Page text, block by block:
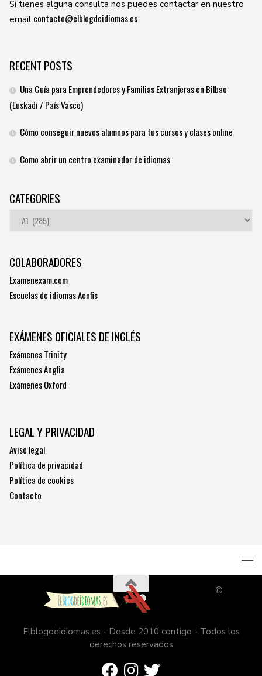
Si tienes alguna consulta nos puedes contactar en nuestro
email contacto@elblogdeidiomas.es
RECENT POSTS
Una Guía para Emprendedores y Familias Extranjeras en Bilbao
(Euskadi / País Vasco)
Cómo conseguir nuevos alumnos para tus cursos y clases online
Como abrir un centro examinador de idiomas
CATEGORIES
Categories
COLABORADORES
Examenexam.com
Escuelas de idiomas Aenfis
EXÁMENES OFICIALES DE INGLÉS
Exámenes Trinity
Exámenes Anglia
Exámenes Oxford
LEGAL Y PRIVACIDAD
Aviso legal
Política de privacidad
Política de cookies
Contacto
©
Elblogdeidiomas.es - Desde 2010 contigo - Todos los
derechos reservados